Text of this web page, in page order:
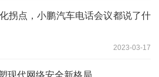
拐点，小鹏汽车电话会议都说了什
2023-03-17
现代网络安全新格局